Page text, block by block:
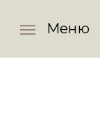
Меню